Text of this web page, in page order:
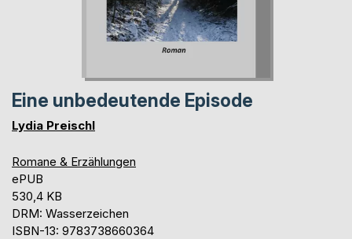
Eine unbedeutende Episode
Lydia Preischl
Romane & Erzählungen
ePUB
530,4 KB
DRM: Wasserzeichen
ISBN-13: 9783738660364